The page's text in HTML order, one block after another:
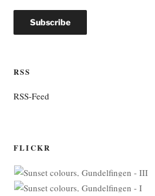
RSS
RSS-Feed
FLICKR